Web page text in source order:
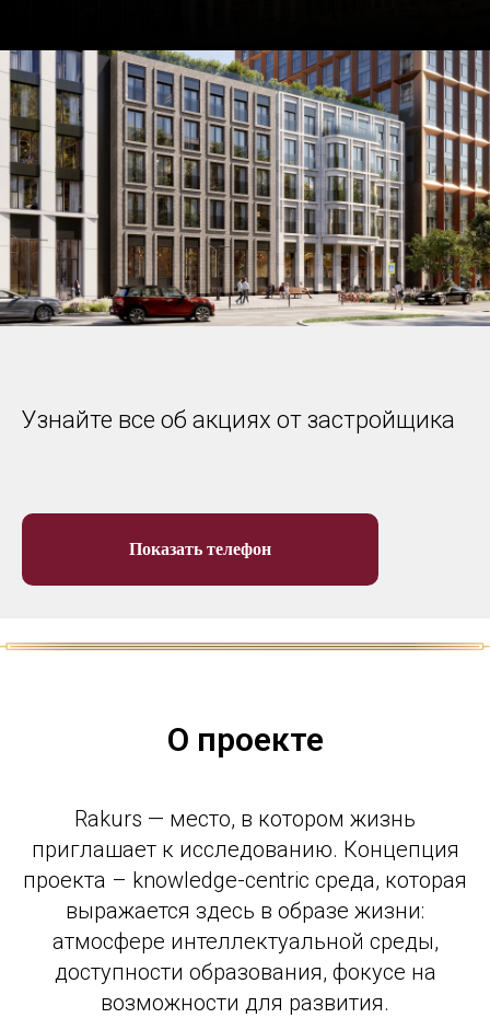
Узнайте все об акциях от застройщика
Показать телефон
О проекте
Rakurs — место, в котором жизнь
приглашает к исследованию. Концепция
проекта – knowledge-centric среда, которая
выражается здесь в образе жизни:
атмосфере интеллектуальной среды,
доступности образования, фокусе на
возможности для развития.